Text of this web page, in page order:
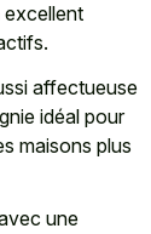
excellent
affectueuse
idéal pour
maisons plus
une